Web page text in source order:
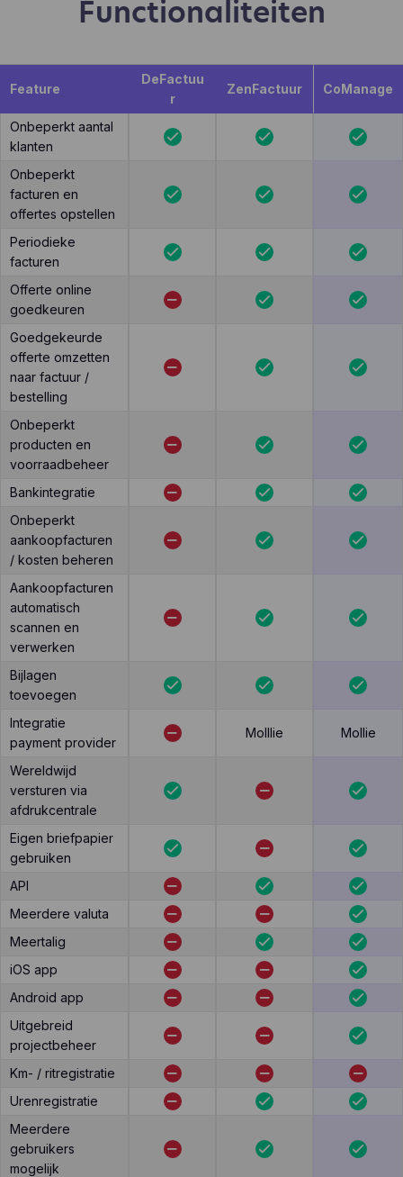
Functionaliteiten
Feature
DeFactuu
r
ZenFactuur CoManage
Onbeperkt aantal
klanten
Onbeperkt
facturen en
offertes opstellen
Periodieke
facturen
Offerte online
goedkeuren
Goedgekeurde
offerte omzetten
naar factuur /
bestelling
Onbeperkt
producten en
voorraadbeheer
Bankintegratie
Onbeperkt
aankoopfacturen
/ kosten beheren
Aankoopfacturen
automatisch
scannen en
verwerken
Bijlagen
toevoegen
Integratie
payment provider
Molllie Mollie
Wereldwijd
versturen via
afdrukcentrale
Eigen briefpapier
gebruiken
API
Meerdere valuta
Meertalig
iOS app
Android app
Uitgebreid
projectbeheer
Km- / ritregistratie
Urenregistratie
Meerdere
gebruikers
mogelijk